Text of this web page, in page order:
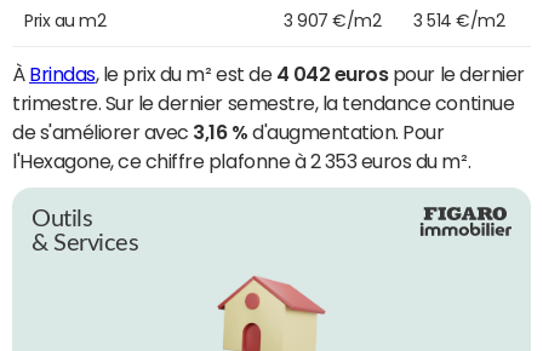
Prix au m2 3 907 €/m2 3 514 €/m2
À Brindas, le prix du m² est de 4 042 eurospour le dernier
trimestre. Sur le dernier semestre, la tendance continue
de s'améliorer avec 3,16 % d'augmentation. Pour
l'Hexagone, ce chiffre plafonne à 2 353 euros du m².
Outils
& Services